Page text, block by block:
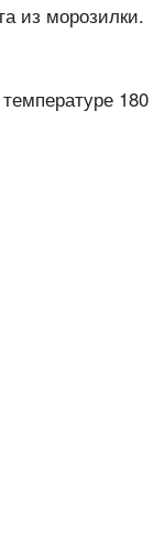
из морозилки.
180